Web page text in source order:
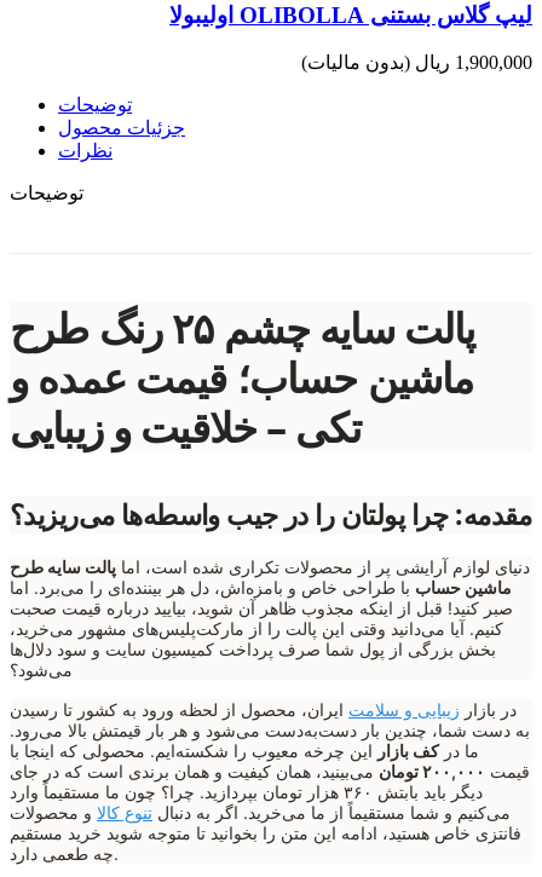
لیپ گلاس بستنی OLIBOLLA اولیبولا
1,900,000 ریال (بدون مالیات)
توضیحات
جزئیات محصول
نظرات
توضیحات
پالت سایه چشم ۲۵ رنگ طرح
ماشین حساب؛ قیمت عمده و
تکی – خلاقیت و زیبایی
مقدمه: چرا پولتان را در جیب واسطه‌ها می‌ریزید؟
دنیای لوازم آرایشی پر از محصولات تکراری شده است، اما پالت سایه طرح
ماشین حساب با طراحی خاص و بامزه‌اش، دل هر بیننده‌ای را می‌برد. اما
صبر کنید! قبل از اینکه مجذوب ظاهر آن شوید، بیایید درباره قیمت صحبت
کنیم. آیا می‌دانید وقتی این پالت را از مارکت‌پلیس‌های مشهور می‌خرید،
بخش بزرگی از پول شما صرف پرداخت کمیسیون سایت و سود دلال‌ها
می‌شود؟
در بازار زیبایی و سلامت ایران، محصول از لحظه ورود به کشور تا رسیدن
به دست شما، چندین بار دست‌به‌دست می‌شود و هر بار قیمتش بالا می‌رود.
ما در کف بازار این چرخه معیوب را شکسته‌ایم. محصولی که اینجا با
قیمت ۲۰۰,۰۰۰ تومان
می‌بینید، همان کیفیت و همان برندی است که در جای
دیگر باید بابتش ۳۶۰ هزار تومان بپردازید. چرا؟ چون ما مستقیماً وارد
می‌کنیم و شما مستقیماً از ما می‌خرید. اگر به دنبال تنوع کالا و محصولات
فانتزی خاص هستید، ادامه این متن را بخوانید تا متوجه شوید خرید مستقیم
چه طعمی دارد.